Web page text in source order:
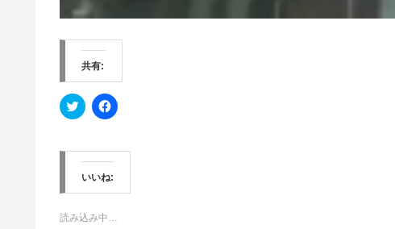
共有:
ク
リ
て
T
w
t
e
F
a
o
o
k
共
す
いいね:
読み込み中…